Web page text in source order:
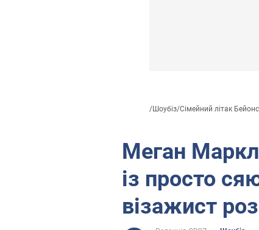
/Шоубіз/Сімейний літак
Меган Маркл
із просто
візажист